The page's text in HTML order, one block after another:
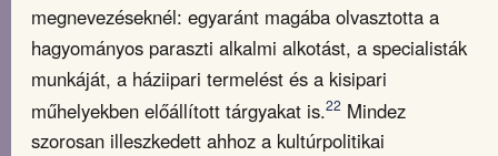
megnevezéseknél: egyaránt magába olvasztotta a
hagyományos paraszti alkalmi alkotást, a specialisták
munkáját, a háziipari termelést és a kisipari
műhelyekben előállított tárgyakat is.22 Mindez
szorosan illeszkedett ahhoz a kultúrpolitikai